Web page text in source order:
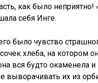
как было
себя Инге.
было чувство
хлеба, на котором
вся будто окаменела
выворачивать их из